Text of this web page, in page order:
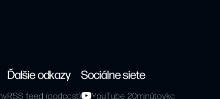
Ďalšie odkazy
RSS feed (podcast)
Sociálne siete
YouTube 20minútovka